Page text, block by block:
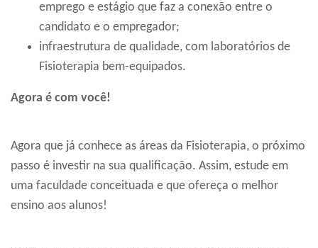
emprego e estágio que faz a conexão entre o
candidato e o empregador;
infraestrutura de qualidade, com laboratórios de
Fisioterapia bem-equipados.
Agora é com você!
Agora que já conhece as áreas da Fisioterapia, o próximo
passo é investir na sua qualificação. Assim, estude em
uma faculdade conceituada e que ofereça o melhor
ensino aos alunos!